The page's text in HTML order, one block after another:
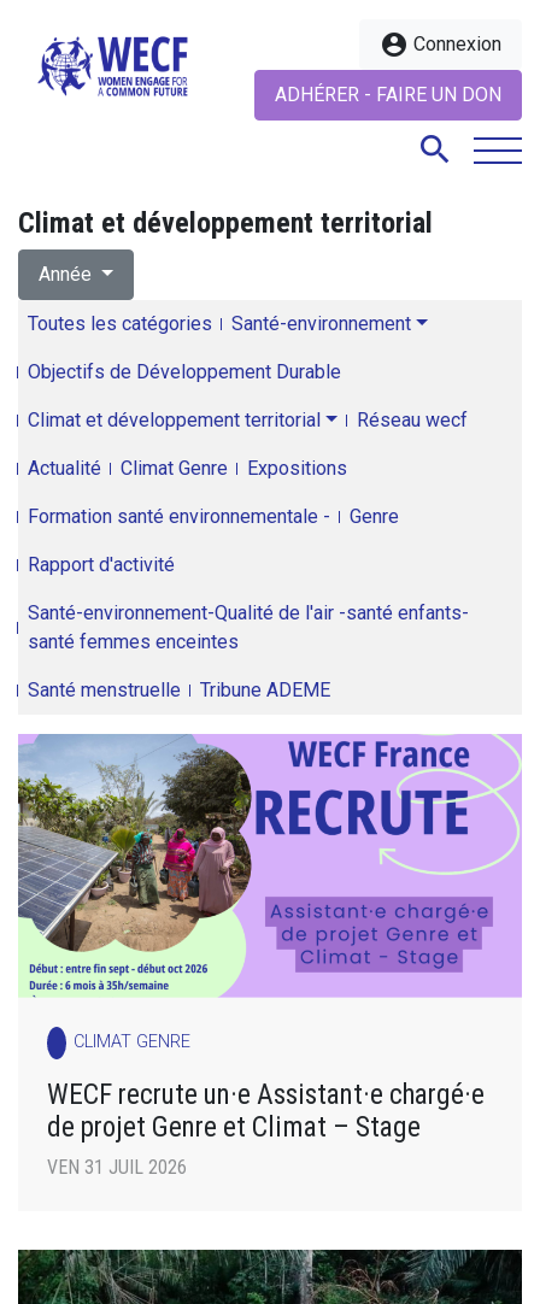
account_circle Connexion
ADHÉRER - FAIRE UN DON
search
Climat et développement territorial
Année
Toutes les catégories Santé-environnement
Objectifs de Développement Durable
Climat et développement territorial Réseau wecf
Actualité Climat Genre Expositions
Formation santé environnementale - Genre
Rapport d'activité
Santé-environnement-Qualité de l'air -santé enfants-
santé femmes enceintes
Santé menstruelle Tribune ADEME
CLIMAT GENRE
WECF recrute un·e Assistant·e chargé·e
de projet Genre et Climat – Stage
VEN 31 JUIL 2026